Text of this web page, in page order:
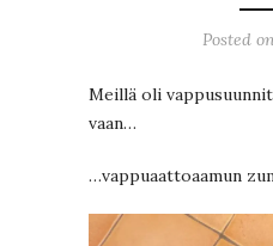
Posted
Meillä oli
vaan…
…vappuaattoaamun